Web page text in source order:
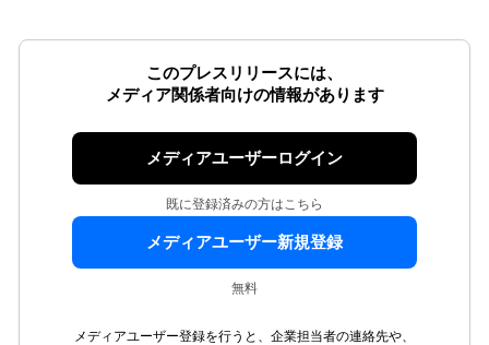
このプレスリリースには、
メディア関係者向けの情報があります
メディアユーザーログイン
既に登録済みの方はこちら
メディアユーザー新規登録
無料
メディアユーザー登録を行うと、企業担当者の連絡先や、